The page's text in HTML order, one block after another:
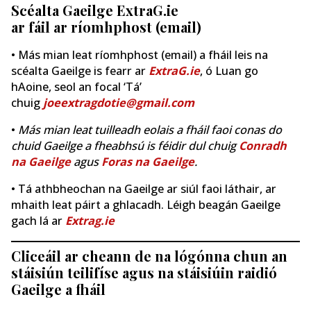
Scéalta Gaeilge ExtraG.ie
ar fáil ar ríomhphost (email)
• Más mian leat ríomhphost (email) a fháil leis na
scéalta Gaeilge is fearr ar ExtraG.ie, ó Luan go
hAoine, seol an focal ‘Tá’
chuig joeextragdotie@gmail.com
• Más mian leat tuilleadh eolais a fháil faoi conas do
chuid Gaeilge a fheabhsú is féidir dul chuigConradh
na GaeilgeagusForas na Gaeilge.
• Tá athbheochan na Gaeilge ar siúl faoi láthair, ar
mhaith leat páirt a ghlacadh. Léigh beagán Gaeilge
gach lá ar Extrag.ie
Cliceáil ar cheann de na lógónna chun an
stáisiún teilifíse agus na stáisiúin raidió
Gaeilge a fháil